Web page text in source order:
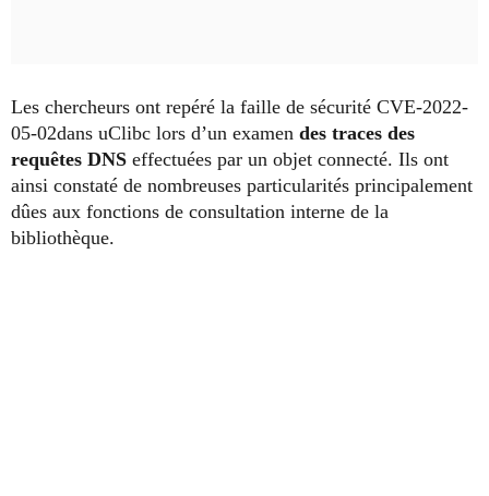
Les chercheurs ont repéré la faille de sécurité CVE-2022-
05-02dans uClibc lors d’un examen des traces des
requêtes DNS effectuées par un objet connecté. Ils ont
ainsi constaté de nombreuses particularités principalement
dûes aux fonctions de consultation interne de la
bibliothèque.